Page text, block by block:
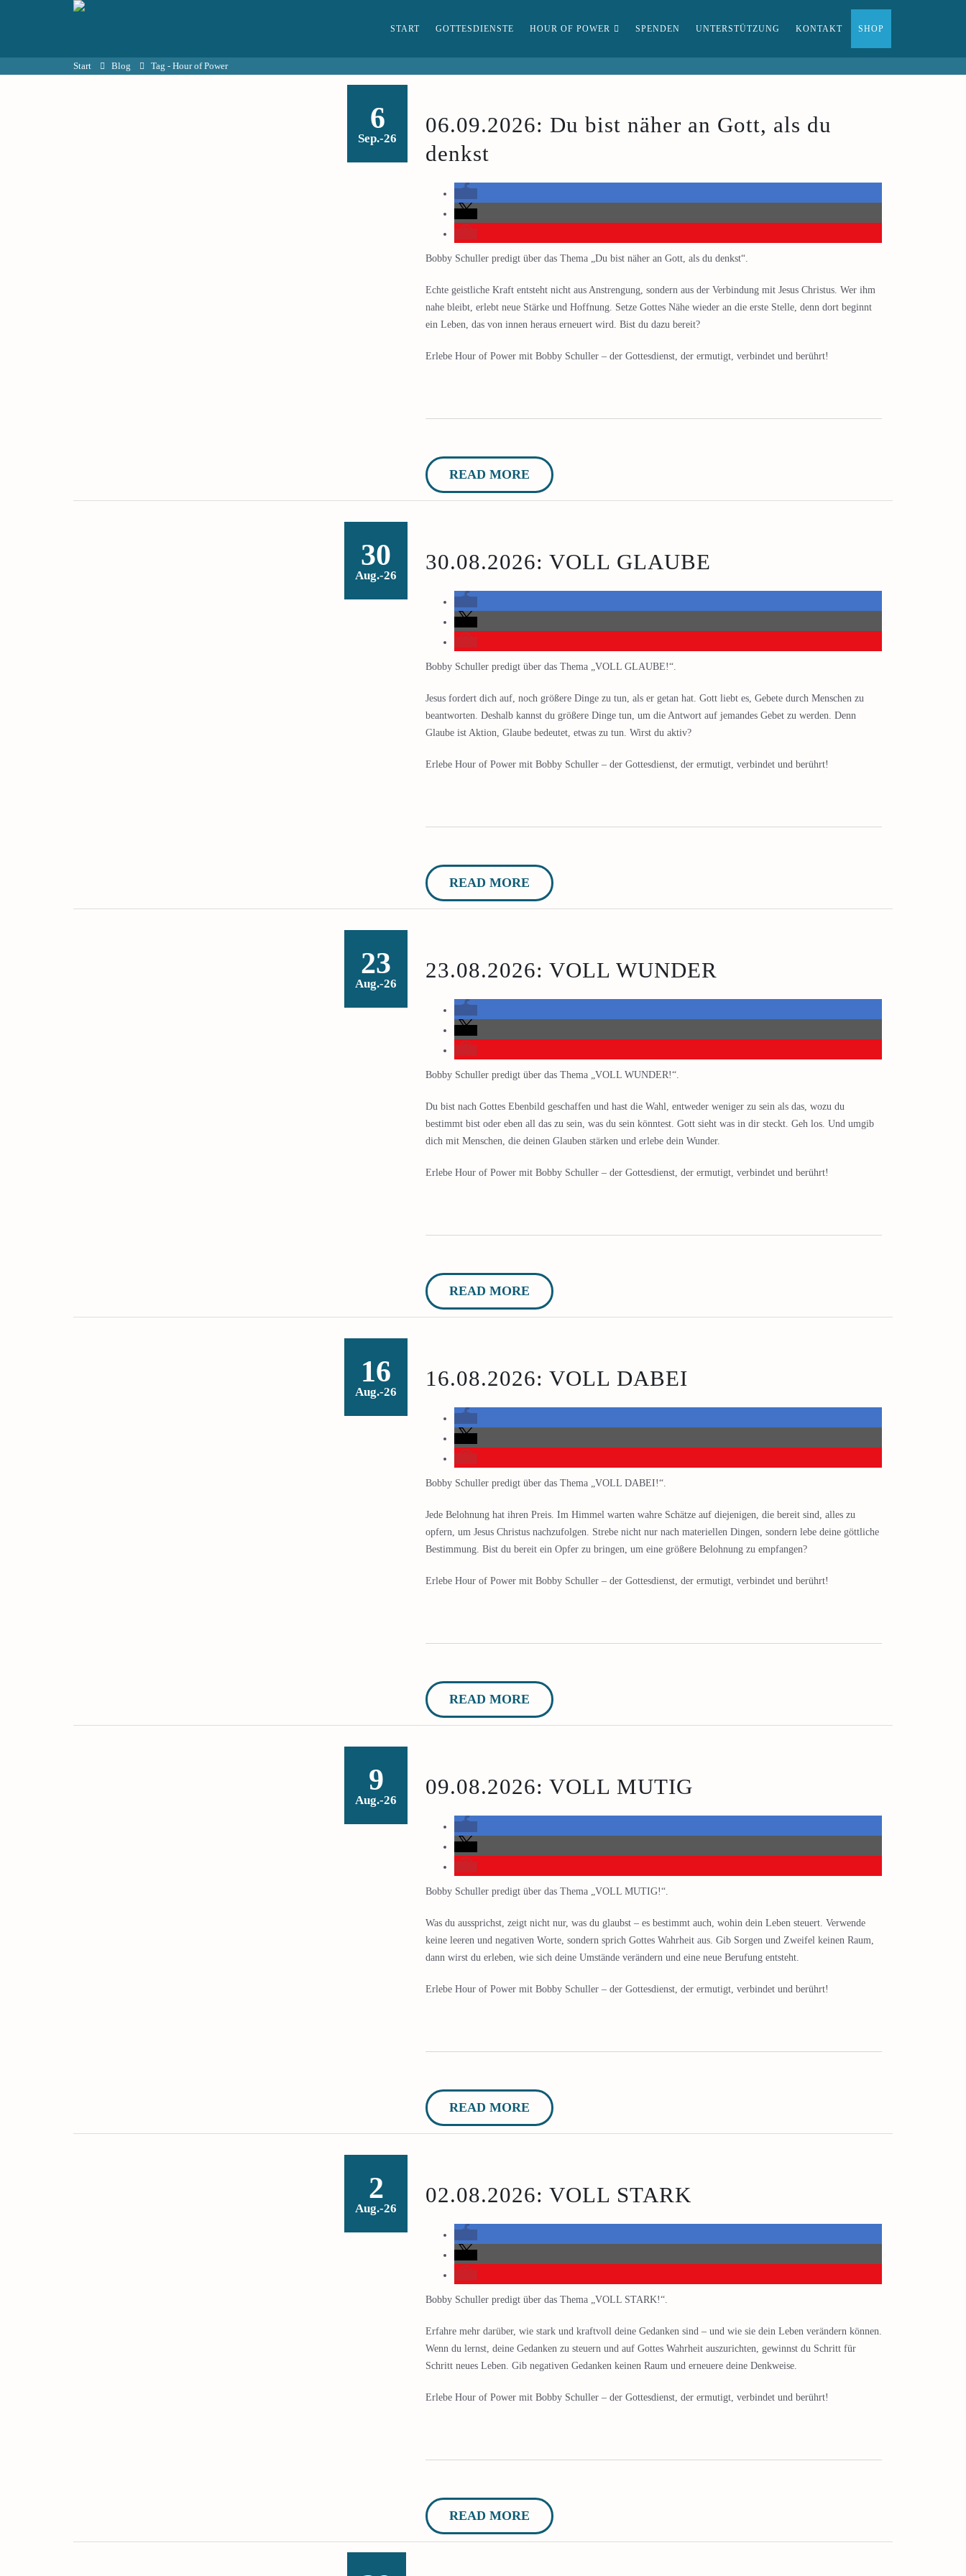
START GOTTESDIENSTE HOUR OF POWER SPENDEN UNTERSTÜTZUNG KONTAKT SHOP
Start Blog Tag - Hour of Power
6
Sep.-26
06.09.2026: Du bist näher an Gott, als du
denkst
Bobby Schuller predigt über das Thema „Du bist näher an Gott, als du denkst“.
Echte geistliche Kraft entsteht nicht aus Anstrengung, sondern aus der Verbindung mit Jesus Christus. Wer ihm
nahe bleibt, erlebt neue Stärke und Hoffnung. Setze Gottes Nähe wieder an die erste Stelle, denn dort beginnt
ein Leben, das von innen heraus erneuert wird. Bist du dazu bereit?
Erlebe Hour of Power mit Bobby Schuller – der Gottesdienst, der ermutigt, verbindet und berührt!
READ MORE
30
Aug.-26
30.08.2026: VOLL GLAUBE
Bobby Schuller predigt über das Thema „VOLL GLAUBE!“.
Jesus fordert dich auf, noch größere Dinge zu tun, als er getan hat. Gott liebt es, Gebete durch Menschen zu
beantworten. Deshalb kannst du größere Dinge tun, um die Antwort auf jemandes Gebet zu werden. Denn
Glaube ist Aktion, Glaube bedeutet, etwas zu tun. Wirst du aktiv?
Erlebe Hour of Power mit Bobby Schuller – der Gottesdienst, der ermutigt, verbindet und berührt!
READ MORE
23
Aug.-26
23.08.2026: VOLL WUNDER
Bobby Schuller predigt über das Thema „VOLL WUNDER!“.
Du bist nach Gottes Ebenbild geschaffen und hast die Wahl, entweder weniger zu sein als das, wozu du
bestimmt bist oder eben all das zu sein, was du sein könntest. Gott sieht was in dir steckt. Geh los. Und umgib
dich mit Menschen, die deinen Glauben stärken und erlebe dein Wunder.
Erlebe Hour of Power mit Bobby Schuller – der Gottesdienst, der ermutigt, verbindet und berührt!
READ MORE
16
Aug.-26
16.08.2026: VOLL DABEI
Bobby Schuller predigt über das Thema „VOLL DABEI!“.
Jede Belohnung hat ihren Preis. Im Himmel warten wahre Schätze auf diejenigen, die bereit sind, alles zu
opfern, um Jesus Christus nachzufolgen. Strebe nicht nur nach materiellen Dingen, sondern lebe deine göttliche
Bestimmung. Bist du bereit ein Opfer zu bringen, um eine größere Belohnung zu empfangen?
Erlebe Hour of Power mit Bobby Schuller – der Gottesdienst, der ermutigt, verbindet und berührt!
READ MORE
9
Aug.-26
09.08.2026: VOLL MUTIG
Bobby Schuller predigt über das Thema „VOLL MUTIG!“.
Was du aussprichst, zeigt nicht nur, was du glaubst – es bestimmt auch, wohin dein Leben steuert. Verwende
keine leeren und negativen Worte, sondern sprich Gottes Wahrheit aus. Gib Sorgen und Zweifel keinen Raum,
dann wirst du erleben, wie sich deine Umstände verändern und eine neue Berufung entsteht.
Erlebe Hour of Power mit Bobby Schuller – der Gottesdienst, der ermutigt, verbindet und berührt!
READ MORE
2
Aug.-26
02.08.2026: VOLL STARK
Bobby Schuller predigt über das Thema „VOLL STARK!“.
Erfahre mehr darüber, wie stark und kraftvoll deine Gedanken sind – und wie sie dein Leben verändern können.
Wenn du lernst, deine Gedanken zu steuern und auf Gottes Wahrheit auszurichten, gewinnst du Schritt für
Schritt neues Leben. Gib negativen Gedanken keinen Raum und erneuere deine Denkweise.
Erlebe Hour of Power mit Bobby Schuller – der Gottesdienst, der ermutigt, verbindet und berührt!
READ MORE